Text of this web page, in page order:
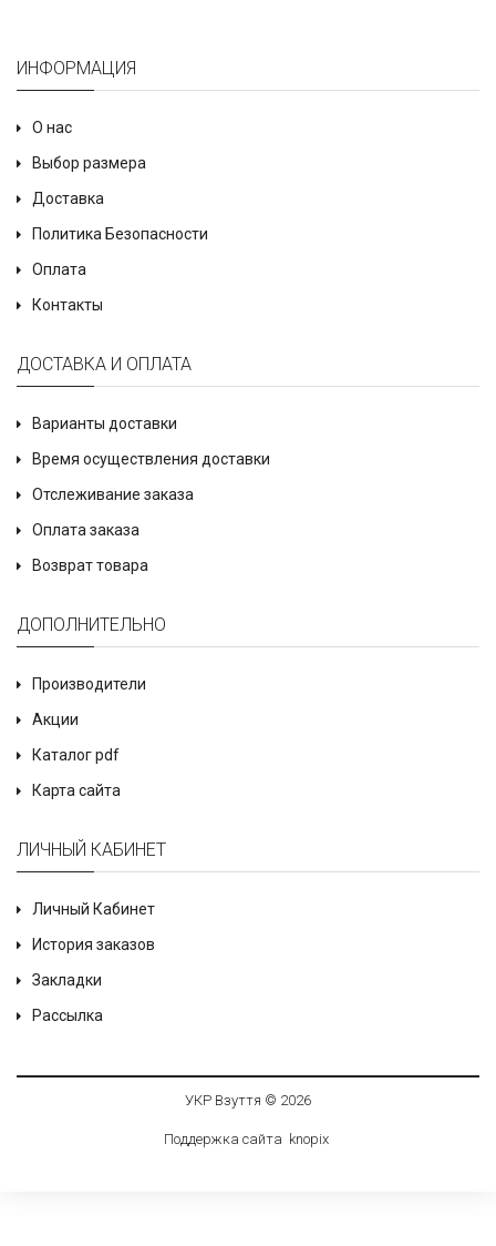
ИНФОРМАЦИЯ
О нас
Выбор размера
Доставка
Политика Безопасности
Оплата
Контакты
ДОСТАВКА И ОПЛАТА
Варианты доставки
Время осуществления доставки
Отслеживание заказа
Оплата заказа
Возврат товара
ДОПОЛНИТЕЛЬНО
Производители
Акции
Каталог pdf
Карта сайта
ЛИЧНЫЙ КАБИНЕТ
Личный Кабинет
История заказов
Закладки
Рассылка
УКР Взуття © 2026
Поддержка сайта knopix